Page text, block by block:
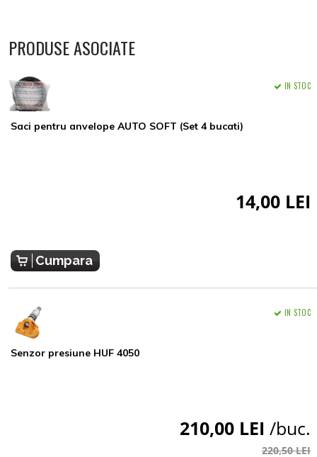
PRODUSE ASOCIATE
Saci pentru anvelope AUTO SOFT (Set 4 bucati)
IN STOC
14,00 LEI
Cumpara
Senzor presiune HUF 4050
IN STOC
210,00 LEI /buc.
220,50 LEI